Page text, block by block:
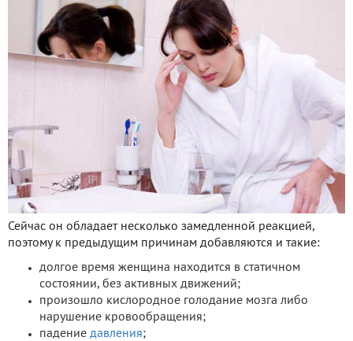
Сейчас он обладает несколько замедленной реакцией,
поэтому к предыдущим причинам добавляются и такие:
долгое время женщина находится в статичном
состоянии, без активных движений;
произошло кислородное голодание мозга либо
нарушение кровообращения;
падение давления;